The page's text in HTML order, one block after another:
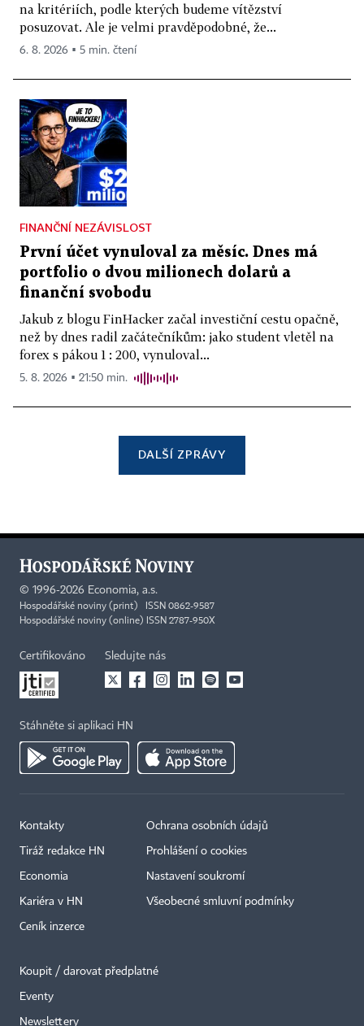
na kritériích, podle kterých budeme vítězství
posuzovat. Ale je velmi pravděpodobné, že...
6. 8. 2026 ▪ 5 min. čtení
FINANČNÍ NEZÁVISLOST
První účet vynuloval za měsíc. Dnes má
portfolio o dvou milionech dolarů a
finanční svobodu
Jakub z blogu FinHacker začal investiční cestu opačně,
než by dnes radil začátečníkům: jako student vletěl na
forex s pákou 1 : 200, vynuloval...
5. 8. 2026 ▪ 21:50 min.
DALŠÍ ZPRÁVY
© 1996-2026 Economia, a.s.
Hospodářské noviny (print) ISSN 0862-9587
Hospodářské noviny (online) ISSN 2787-950X
Certifikováno Sledujte nás
Stáhněte si aplikaci HN
Kontakty
Tiráž redakce HN
Economia
Kariéra v HN
Ceník inzerce
Ochrana osobních údajů
Prohlášení o cookies
Nastavení soukromí
Všeobecné smluvní podmínky
Koupit / darovat předplatné
Eventy
Newslettery